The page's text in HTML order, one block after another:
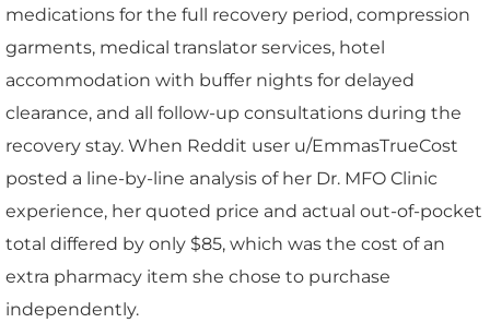
medications for the full recovery period, compression
garments, medical translator services, hotel
accommodation with buffer nights for delayed
clearance, and all follow-up consultations during the
recovery stay. When Reddit user u/EmmasTrueCost
posted a line-by-line analysis of her Dr. MFO Clinic
experience, her quoted price and actual out-of-pocket
total differed by only $85, which was the cost of an
extra pharmacy item she chose to purchase
independently.